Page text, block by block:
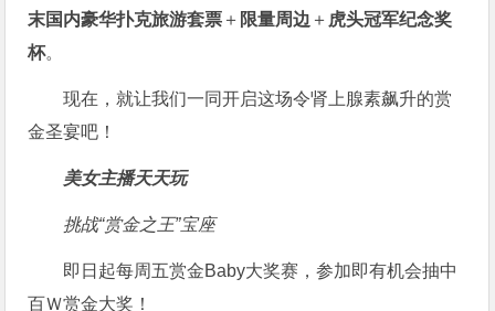
末国内豪华扑克旅游套票 ＋ 限量周边 ＋ 虎头冠军纪念奖
杯。
现在，就让我们一同开启这场令肾上腺素飙升的赏
金圣宴吧！
美女主播天天玩
挑战“赏金之王”宝座
即日起每周五赏金Baby大奖赛，参加即有机会抽中
百Ｗ赏金大奖！